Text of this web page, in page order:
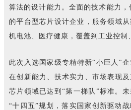
算法的设计能力。全面的技术能力
的平台型芯片设计企业，服务领域
机电池、医疗健康，覆盖到工业控制
此次入选国家级专精特新“小巨人”
在创新能力、技术实力、市场表现
芯片领域已达到“第一梯队”标准。
“十四五”规划，落实国家创新驱动